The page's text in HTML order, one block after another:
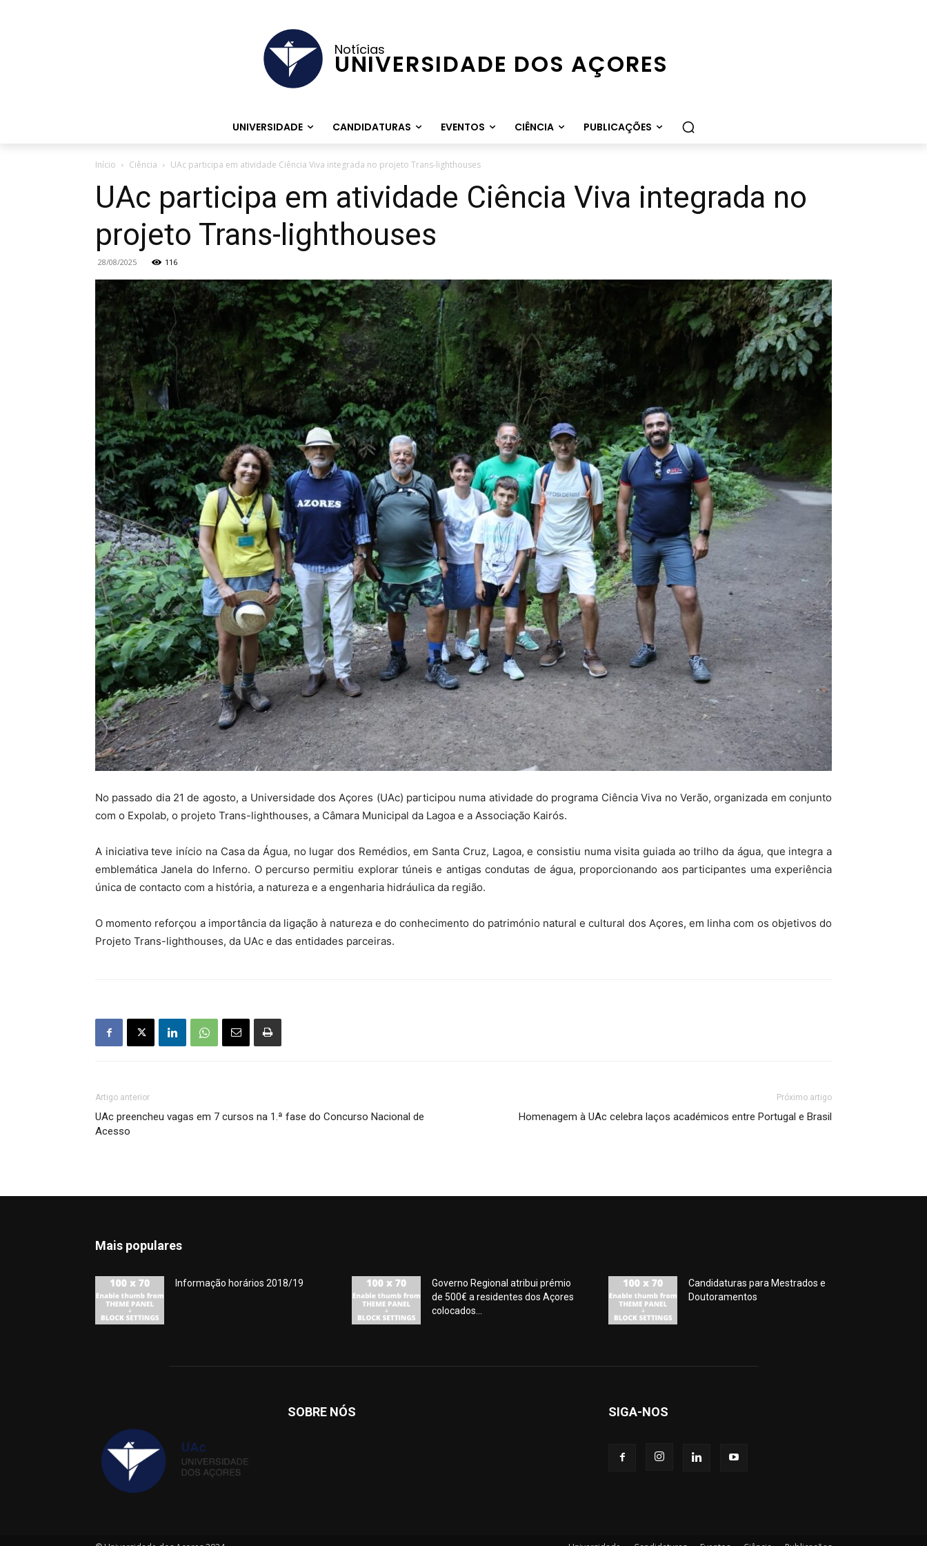
Notícias
UNIVERSIDADE DOS AÇORES
UNIVERSIDADE CANDIDATURAS EVENTOS CIÊNCIA PUBLICAÇÕES
Início Ciência UAc participa em atividade Ciência Viva integrada no projeto Trans-lighthouses
UAc participa em atividade Ciência Viva integrada no
projeto Trans-lighthouses
28/08/2025 116
No passado dia 21 de agosto, a Universidade dos Açores (UAc) participou numa atividade do programa Ciência Viva no Verão, organizada em conjunto
com o Expolab, o projeto Trans-lighthouses, a Câmara Municipal da Lagoa e a Associação Kairós.
A iniciativa teve início na Casa da Água, no lugar dos Remédios, em Santa Cruz, Lagoa, e consistiu numa visita guiada ao trilho da água, que integra a
emblemática Janela do Inferno. O percurso permitiu explorar túneis e antigas condutas de água, proporcionando aos participantes uma experiência
única de contacto com a história, a natureza e a engenharia hidráulica da região.
O momento reforçou a importância da ligação à natureza e do conhecimento do património natural e cultural dos Açores, em linha com os objetivos do
Projeto Trans-lighthouses, da UAc e das entidades parceiras.
Artigo anterior
UAc preencheu vagas em 7 cursos na 1.ª fase do Concurso Nacional de
Acesso
Próximo artigo
Homenagem à UAc celebra laços académicos entre Portugal e Brasil
Mais populares
Informação horários 2018/19
Governo Regional atribui prémio
de 500€ a residentes dos Açores
colocados...
Candidaturas para Mestrados e
Doutoramentos
SOBRE NÓS SIGA-NOS